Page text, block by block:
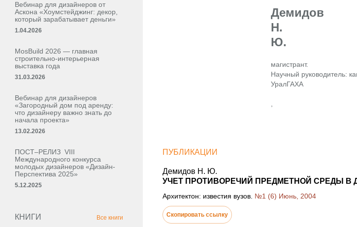
Вебинар для дизайнеров от
Аскона «Хоумстейджинг: декор,
который зарабатывает деньги»
1.04.2026
MosBuild 2026 — главная
строительно-интерьерная
выставка года
31.03.2026
Вебинар для дизайнеров
«Загородный дом под аренду:
что дизайнеру важно знать до
начала проекта»
13.02.2026
ПОСТ–РЕЛИЗ VIII
Международного конкурса
молодых дизайнеров «Дизайн-
Перспектива 2025»
5.12.2025
КНИГИ Все книги
Демидов
Н.
Ю.
магистрант.
Научный руководитель:
УралГАХА
ПУБЛИКАЦИИ
Демидов Н. Ю.
УЧЕТ ПРОТИВОРЕЧИЙ ПРЕДМЕТНОЙ СРЕДЫ В
Архитектон: известия вузов. №1 (6) Июнь, 2004
Скопировать ссылку